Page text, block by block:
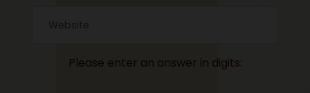
Please enter an answer in digits: